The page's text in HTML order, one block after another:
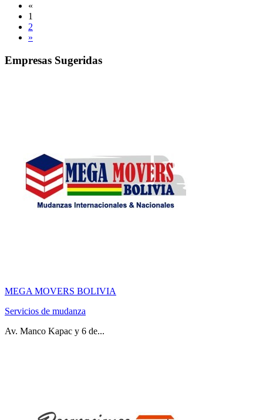
«
1
2
»
Empresas Sugeridas
MEGA MOVERS BOLIVIA
Servicios de mudanza
Av. Manco Kapac y 6 de...